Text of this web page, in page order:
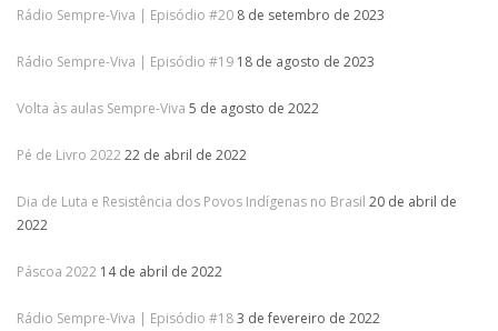
Rádio Sempre-Viva | Episódio #20 8 de setembro de 2023
Rádio Sempre-Viva | Episódio #19 18 de agosto de 2023
Volta às aulas Sempre-Viva 5 de agosto de 2022
Pé de Livro 2022 22 de abril de 2022
Dia de Luta e Resistência dos Povos Indígenas no Brasil 20 de abril de
2022
Páscoa 2022 14 de abril de 2022
Rádio Sempre-Viva | Episódio #183 de fevereiro de 2022